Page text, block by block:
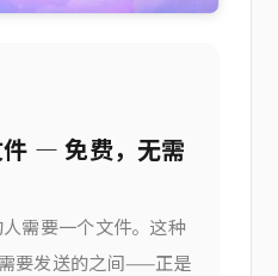
— 免费，无需
需要一个文件。这种
要发送的之间——正是